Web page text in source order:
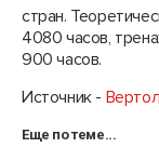
стран.
4080 часов,
900 часов.
Источник -
Еще по теме...